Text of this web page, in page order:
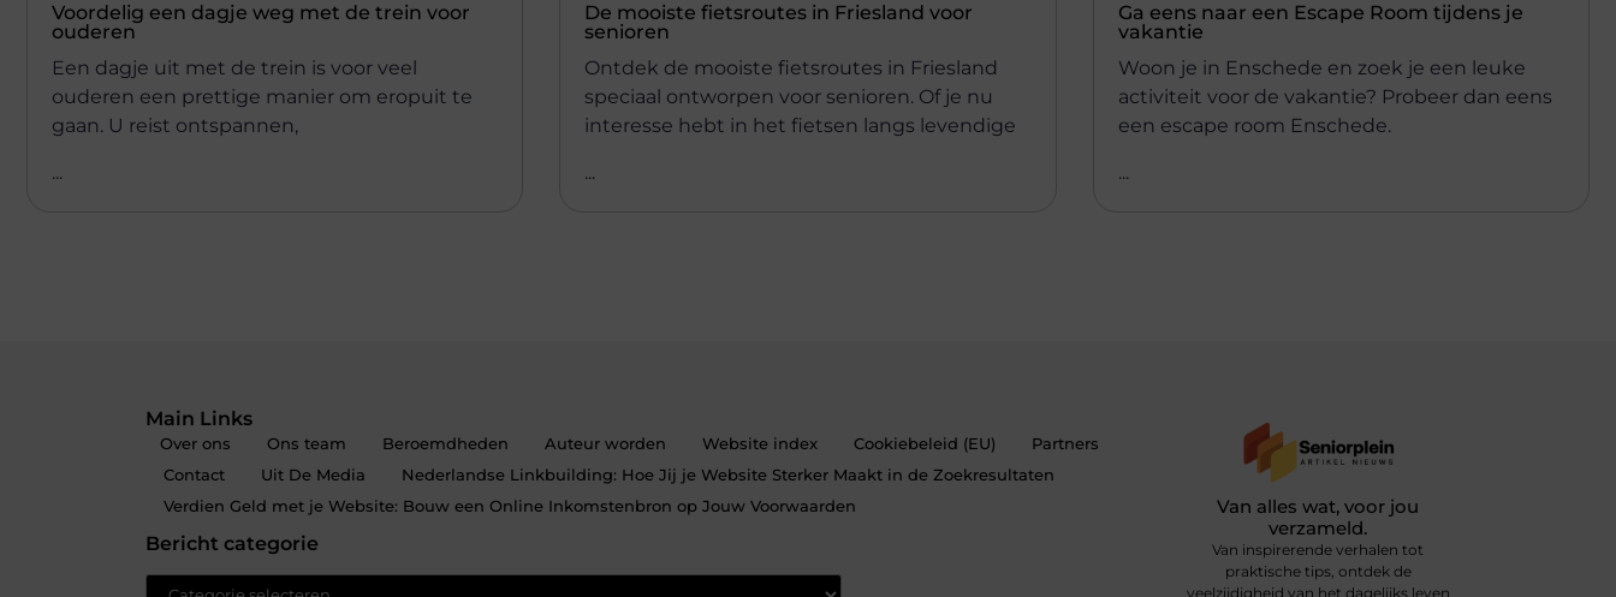
Voordelig een dagje weg met de trein voor
ouderen
Een dagje uit met de trein is voor veel
ouderen een prettige manier om eropuit te
gaan. U reist ontspannen,
...
De mooiste fietsroutes in Friesland voor
senioren
Ontdek de mooiste fietsroutes in Friesland
speciaal ontworpen voor senioren. Of je nu
interesse hebt in het fietsen langs levendige
...
Ga eens naar een Escape Room tijdens je
vakantie
Woon je in Enschede en zoek je een leuke
activiteit voor de vakantie? Probeer dan eens
een escape room Enschede.
...
Main Links
Over ons Ons team Beroemdheden Auteur worden Website index Cookiebeleid (EU)
Partners
Contact
Uit De Media
Nederlandse Linkbuilding: Hoe Jij je Website Sterker Maakt in de Zoekresultaten
Verdien Geld met je Website: Bouw een Online Inkomstenbron op Jouw Voorwaarden
Bericht categorie
Van alles wat, voor jou
verzameld.
Van inspirerende verhalen tot
praktische tips, ontdek de
veelzijdigheid van het dagelijks leven